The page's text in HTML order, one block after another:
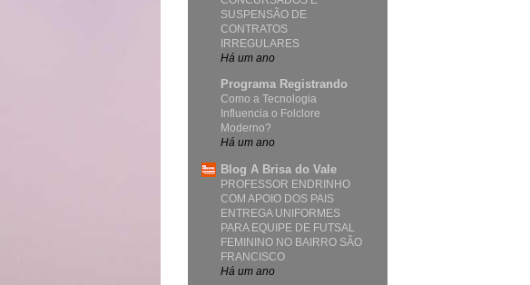
SUSPENSÃO DE
CONTRATOS
IRREGULARES
Há um ano
Programa Registrando
Como a Tecnologia
Influencia o Folclore
Moderno?
Há um ano
Blog A Brisa do Vale
PROFESSOR ENDRINHO
COM APOIO DOS PAIS
ENTREGA UNIFORMES
PARA EQUIPE DE FUTSAL
FEMININO NO BAIRRO SÃO
FRANCISCO
Há um ano